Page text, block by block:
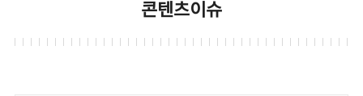
콘텐츠이슈